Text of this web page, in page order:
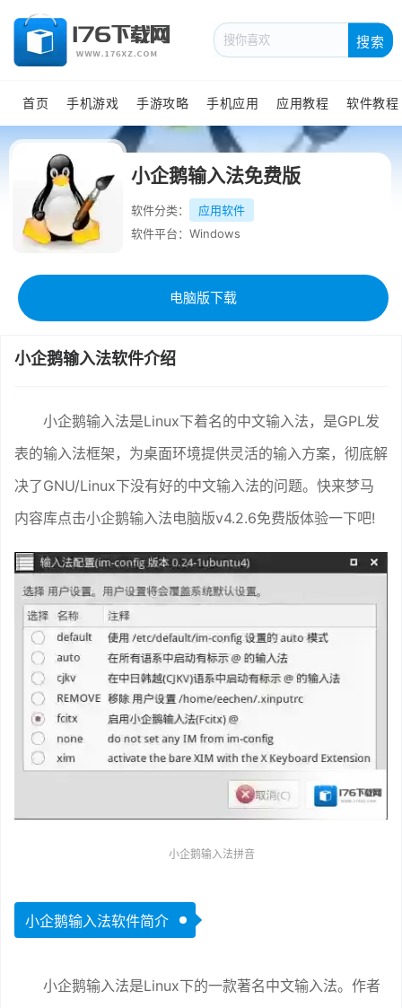
搜索
首页 手机游戏 手游攻略 手机应用 应用教程 软件教程
小企鹅输入法免费版
软件分类：
应用软件
软件平台：Windows
电脑版下载
小企鹅输入法软件介绍
小企鹅输入法是Linux下着名的中文输入法，是GPL发
表的输入法框架，为桌面环境提供灵活的输入方案，彻底解
决了GNU/Linux下没有好的中文输入法的问题。快来梦马
内容库点击小企鹅输入法电脑版v4.2.6免费版体验一下吧!
小企鹅输入法拼音
小企鹅输入法软件简介
小企鹅输入法是Linux下的一款著名中文输入法。作者